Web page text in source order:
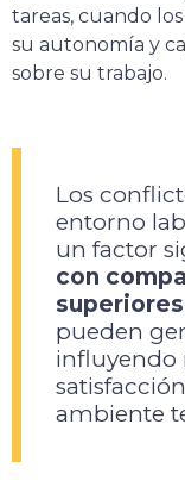
tareas, cuando
su autonomía y
sobre su trabajo.
Los
entorno
un factor
con
pueden
influyendo
ambiente